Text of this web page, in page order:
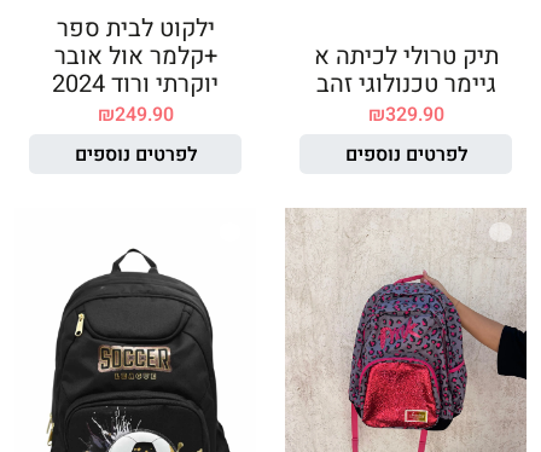
תיק טרולי לכיתה א
גיימר טכנולוגי זהב
₪329.90
לפרטים נוספים
ילקוט לבית ספר
+קלמר אול אובר
יוקרתי ורוד 2024
₪249.90
לפרטים נוספים